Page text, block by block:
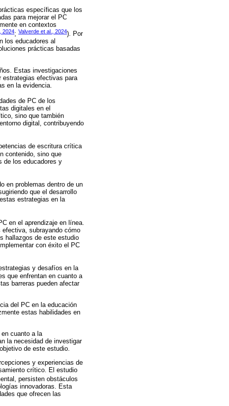
específicas que los
para mejorar el PC
en contextos
2024; Valverde et al., 2024). Por
los educadores al
prácticas basadas
Estas investigaciones
estrategias efectivas para
en la evidencia.
de PC de los
digitales en el
sino que también
digital, contribuyendo
de escritura crítica
contenido, sino que
de los educadores y
en problemas dentro de un
que el desarrollo
estrategias en la
en el aprendizaje en línea.
subrayando cómo
hallazgos de este estudio
con éxito el PC
y desafíos en la
que enfrentan en cuanto a
barreras pueden afectar
del PC en la educación
estas habilidades en
cuanto a la
la necesidad de investigar
de este estudio.
y experiencias de
crítico. El estudio
persisten obstáculos
innovadoras. Esta
que ofrecen las